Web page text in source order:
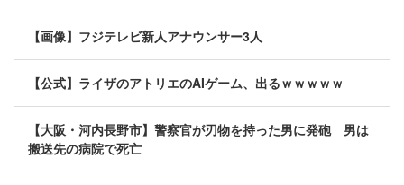
【画像】フジテレビ新人アナウンサー3人
【公式】ライザのアトリエのAIゲーム、出るｗｗｗｗｗ
【大阪・河内長野市】警察官が刃物を持った男に発砲 男は
搬送先の病院で死亡